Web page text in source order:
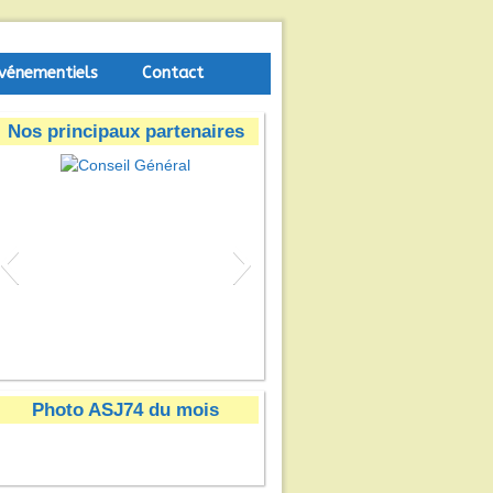
Contact
Nos principaux partenaires
Conseil Général
Photo ASJ74 du mois